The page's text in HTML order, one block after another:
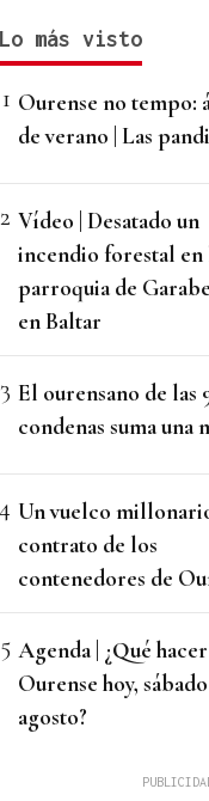
Lo más visto
Ourense no tempo:
de verano | Las
Vídeo | Desatado un
incendio forestal en
parroquia de
en Baltar
El ourensano de las
condenas suma una
Un vuelco
contrato de los
contenedores de
Agenda | ¿Qué
Ourense hoy,
agosto?